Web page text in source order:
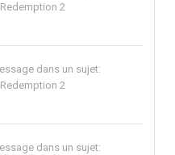
2
dans un sujet:
2
dans un sujet: